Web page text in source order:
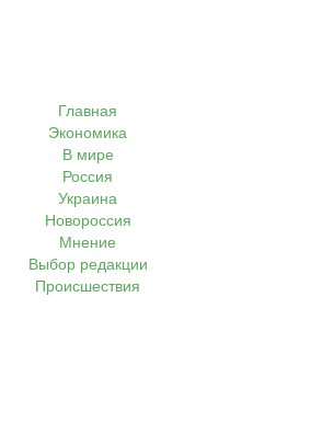
Главная
Экономика
В мире
Россия
Украина
Новороссия
Мнение
Выбор редакции
Происшествия